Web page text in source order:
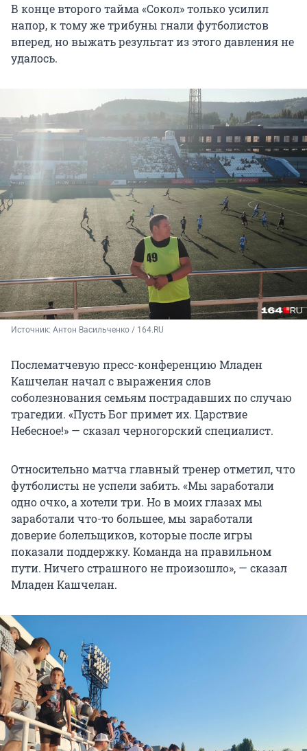
В конце второго тайма «Сокол» только усилил
напор, к тому же трибуны гнали футболистов
вперед, но выжать результат из этого давления не
удалось.
Источник: Антон Васильченко / 164.RU
Послематчевую пресс-конференцию Младен
Кашчелан начал с выражения слов
соболезнования семьям пострадавших по случаю
трагедии. «Пусть Бог примет их. Царствие
Небесное!» — сказал черногорский специалист.
Относительно матча главный тренер отметил, что
футболисты не успели забить. «Мы заработали
одно очко, а хотели три. Но в моих глазах мы
заработали что-то большее, мы заработали
доверие болельщиков, которые после игры
показали поддержку. Команда на правильном
пути. Ничего страшного не произошло», — сказал
Младен Кашчелан.